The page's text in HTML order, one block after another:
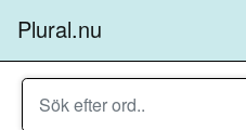
Plural.nu